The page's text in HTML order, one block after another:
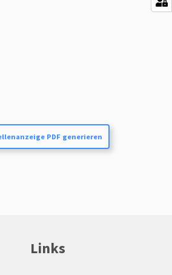
PDF generieren
Links